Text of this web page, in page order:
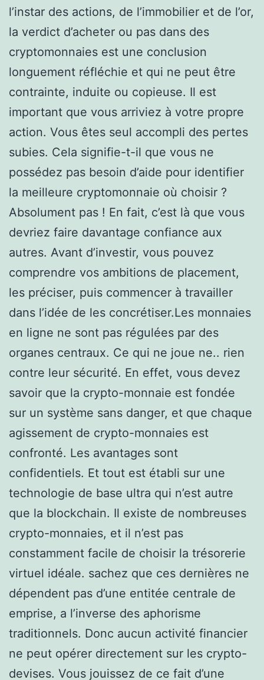
l’instar des actions, de l’immobilier et de l’or,
la verdict d’acheter ou pas dans des
cryptomonnaies est une conclusion
longuement réfléchie et qui ne peut être
contrainte, induite ou copieuse. Il est
important que vous arriviez à votre propre
action. Vous êtes seul accompli des pertes
subies. Cela signifie-t-il que vous ne
possédez pas besoin d’aide pour identifier
la meilleure cryptomonnaie où choisir ?
Absolument pas ! En fait, c’est là que vous
devriez faire davantage confiance aux
autres. Avant d’investir, vous pouvez
comprendre vos ambitions de placement,
les préciser, puis commencer à travailler
dans l’idée de les concrétiser.Les monnaies
en ligne ne sont pas régulées par des
organes centraux. Ce qui ne joue ne.. rien
contre leur sécurité. En effet, vous devez
savoir que la crypto-monnaie est fondée
sur un système sans danger, et que chaque
agissement de crypto-monnaies est
confronté. Les avantages sont
confidentiels. Et tout est établi sur une
technologie de base ultra qui n’est autre
que la blockchain. Il existe de nombreuses
crypto-monnaies, et il n’est pas
constamment facile de choisir la trésorerie
virtuel idéale. sachez que ces dernières ne
dépendent pas d’une entitée centrale de
emprise, a l’inverse des aphorisme
traditionnels. Donc aucun activité financier
ne peut opérer directement sur les crypto-
devises. Vous jouissez de ce fait d’une